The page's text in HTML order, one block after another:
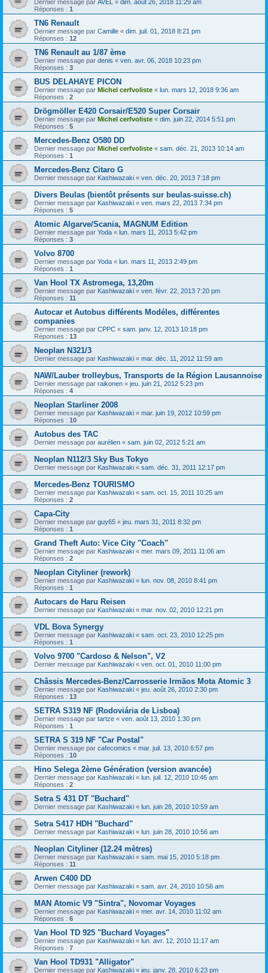
Dernier message par AVEL « dim. août 26, 2018 11:29 am
Réponses : 1
TN6 Renault
Dernier message par Camille « dim. juil. 01, 2018 8:21 pm
Réponses : 12
TN6 Renault au 1/87 ème
Dernier message par denis « ven. avr. 06, 2018 10:23 pm
Réponses : 3
BUS DELAHAYE PICON
Dernier message par Michel cerfvoliste « lun. mars 12, 2018 9:36 am
Réponses : 2
Drögmöller E420 Corsair/E520 Super Corsair
Dernier message par Michel cerfvoliste « dim. juin 22, 2014 5:51 pm
Réponses : 5
Mercedes-Benz O580 DD
Dernier message par Michel cerfvoliste « sam. déc. 21, 2013 10:14 am
Réponses : 1
Mercedes-Benz Citaro G
Dernier message par Kashiwazaki « ven. déc. 20, 2013 7:18 pm
Divers Beulas (bientôt présents sur beulas-suisse.ch)
Dernier message par Kashiwazaki « ven. mars 22, 2013 7:34 pm
Réponses : 5
Atomic Algarve/Scania, MAGNUM Edition
Dernier message par Yoda « lun. mars 11, 2013 5:42 pm
Réponses : 3
Volvo 8700
Dernier message par Yoda « lun. mars 11, 2013 2:49 pm
Réponses : 1
Van Hool TX Astromega, 13,20m
Dernier message par Kashiwazaki « ven. févr. 22, 2013 7:20 pm
Réponses : 11
Autocar et Autobus différents Modéles, différentes
companies
Dernier message par CPPC « sam. janv. 12, 2013 10:18 pm
Réponses : 13
Neoplan N321/3
Dernier message par Kashiwazaki « mar. déc. 11, 2012 11:59 am
NAW/Lauber trolleybus, Transports de la Région Lausannoise
Dernier message par raikonen « jeu. juin 21, 2012 5:23 pm
Réponses : 4
Neoplan Starliner 2008
Dernier message par Kashiwazaki « mar. juin 19, 2012 10:59 pm
Réponses : 10
Autobus des TAC
Dernier message par aurélien « sam. juin 02, 2012 5:21 am
Neoplan N112/3 Sky Bus Tokyo
Dernier message par Kashiwazaki « sam. déc. 31, 2011 12:17 pm
Mercedes-Benz TOURISMO
Dernier message par Kashiwazaki « sam. oct. 15, 2011 10:25 am
Réponses : 2
Capa-City
Dernier message par guy65 « jeu. mars 31, 2011 8:32 pm
Réponses : 1
Grand Theft Auto: Vice City "Coach"
Dernier message par Kashiwazaki « mer. mars 09, 2011 11:06 am
Réponses : 2
Neoplan Cityliner (rework)
Dernier message par Kashiwazaki « lun. nov. 08, 2010 8:41 pm
Réponses : 1
Autocars de Haru Reisen
Dernier message par Kashiwazaki « mar. nov. 02, 2010 12:21 pm
VDL Bova Synergy
Dernier message par Kashiwazaki « sam. oct. 23, 2010 12:25 pm
Réponses : 1
Volvo 9700 "Cardoso & Nelson", V2
Dernier message par Kashiwazaki « ven. oct. 01, 2010 11:00 pm
Châssis Mercedes-Benz/Carrosserie Irmãos Mota Atomic 3
Dernier message par Kashiwazaki « jeu. août 26, 2010 2:30 pm
Réponses : 13
SETRA S319 NF (Rodoviária de Lisboa)
Dernier message par tartze « ven. août 13, 2010 1:30 pm
Réponses : 1
SETRA S 319 NF "Car Postal"
Dernier message par cafecomics « mar. juil. 13, 2010 6:57 pm
Réponses : 10
Hino Selega 2ème Génération (version avancée)
Dernier message par Kashiwazaki « lun. juil. 12, 2010 10:46 am
Réponses : 2
Setra S 431 DT "Buchard"
Dernier message par Kashiwazaki « lun. juin 28, 2010 10:59 am
Setra S417 HDH "Buchard"
Dernier message par Kashiwazaki « lun. juin 28, 2010 10:56 am
Neoplan Cityliner (12.24 mètres)
Dernier message par Kashiwazaki « sam. mai 15, 2010 5:18 pm
Réponses : 11
Arwen C400 DD
Dernier message par Kashiwazaki « sam. avr. 24, 2010 10:56 am
MAN Atomic V9 "Sintra", Novomar Voyages
Dernier message par Kashiwazaki « mer. avr. 14, 2010 11:02 am
Réponses : 6
Van Hool TD 925 "Buchard Voyages"
Dernier message par Kashiwazaki « lun. avr. 12, 2010 11:17 am
Réponses : 7
Van Hool TD931 "Alligator"
Dernier message par Kashiwazaki « jeu. janv. 28, 2010 6:23 pm